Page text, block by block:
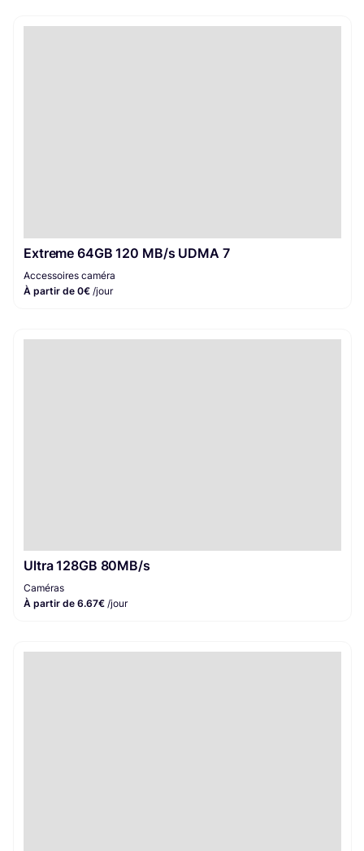
Extreme 64GB 120 MB/s UDMA 7
Accessoires caméra
À partir de 0€ /jour
Ultra 128GB 80MB/s
Caméras
À partir de 6.67€ /jour